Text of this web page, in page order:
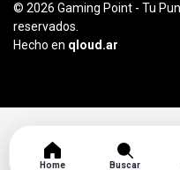
© 2026 Gaming Point - Tu
reservados.
Hecho en qloud.ar
Home Buscar